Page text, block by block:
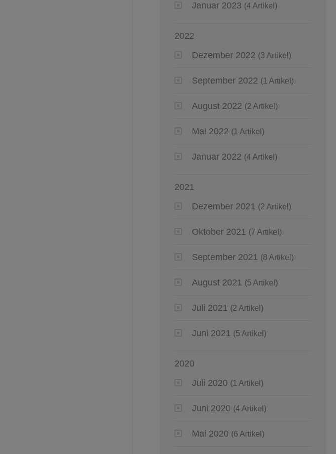
Januar 2023 (4 Artikel)
2022
Dezember 2022 (3 Artikel)
September 2022 (1 Artikel)
August 2022 (2 Artikel)
Mai 2022 (1 Artikel)
Januar 2022 (4 Artikel)
2021
Dezember 2021 (2 Artikel)
Oktober 2021 (7 Artikel)
September 2021 (8 Artikel)
August 2021 (5 Artikel)
Juli 2021 (2 Artikel)
Juni 2021 (5 Artikel)
2020
Juli 2020 (1 Artikel)
Juni 2020 (4 Artikel)
Mai 2020 (6 Artikel)